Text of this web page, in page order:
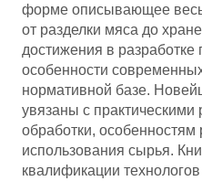
форме описывающее весь
от разделки мяса до
достижения в
особенности
нормативной базе.
увязаны с
обработки,
использования сырья.
квалификации